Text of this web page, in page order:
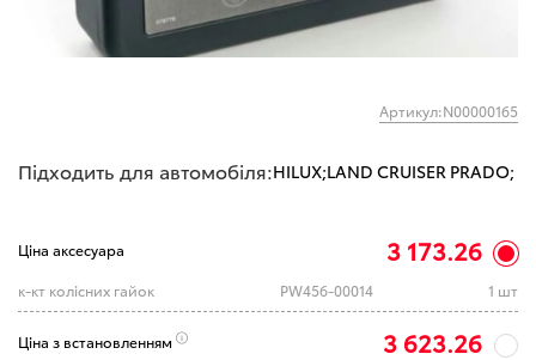
Артикул:N00000165
Підходить для автомобіля:HILUX;LAND CRUISER PRADO;
Ціна аксесуара 3 173.26
к-кт колісних гайок PW456-00014 1 шт
Ціна з встановленням 3 623.26